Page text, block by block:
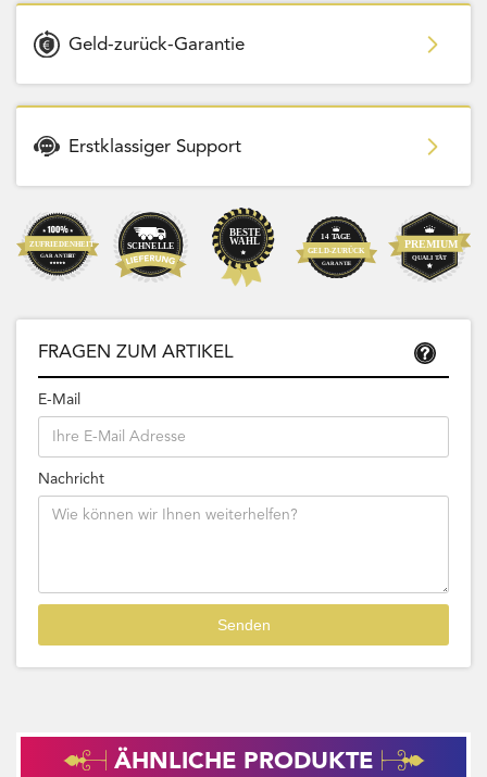
Geld-zurück-Garantie
Erstklassiger Support
FRAGEN ZUM ARTIKEL
E-Mail
Nachricht
ÄHNLICHE PRODUKTE